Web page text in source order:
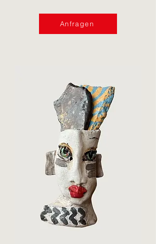
Anfragen